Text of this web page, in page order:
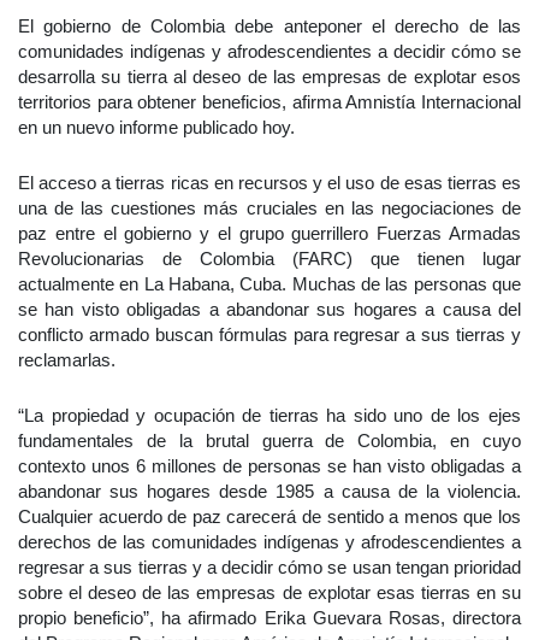
El gobierno de Colombia debe anteponer el derecho de las
comunidades indígenas y afrodescendientes a decidir cómo se
desarrolla su tierra al deseo de las empresas de explotar esos
territorios para obtener beneficios, afirma Amnistía Internacional
en un nuevo informe publicado hoy.
El acceso a tierras ricas en recursos y el uso de esas tierras es
una de las cuestiones más cruciales en las negociaciones de
paz entre el gobierno y el grupo guerrillero Fuerzas Armadas
Revolucionarias de Colombia (FARC) que tienen lugar
actualmente en La Habana, Cuba. Muchas de las personas que
se han visto obligadas a abandonar sus hogares a causa del
conflicto armado buscan fórmulas para regresar a sus tierras y
reclamarlas.
“La propiedad y ocupación de tierras ha sido uno de los ejes
fundamentales de la brutal guerra de Colombia, en cuyo
contexto unos 6 millones de personas se han visto obligadas a
abandonar sus hogares desde 1985 a causa de la violencia.
Cualquier acuerdo de paz carecerá de sentido a menos que los
derechos de las comunidades indígenas y afrodescendientes a
regresar a sus tierras y a decidir cómo se usan tengan prioridad
sobre el deseo de las empresas de explotar esas tierras en su
propio beneficio”, ha afirmado Erika Guevara Rosas, directora